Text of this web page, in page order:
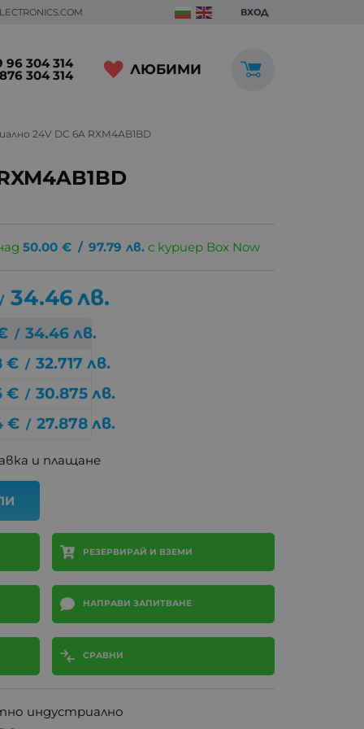
ВХОД
96 304 314
304 314 ЛЮБИМИ
24V DC 6A RXM4AB1BD
50.00 € / 97.79 лв. с куриер Box Now
/ 34.46лв.
/ 34.46 лв.
€ / 32.717 лв.
€ / 30.875 лв.
€ / 27.878 лв.
и плащане
РЕЗЕРВИРАЙ И ВЗЕМИ
НАПРАВИ ЗАПИТВАНЕ
СРАВНИ
индустриално